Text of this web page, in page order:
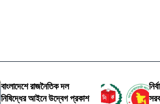
বাংলাদেশে রাজনৈতিক দল
নিষিদ্ধের আইনে উদ্বেগ প্রকাশ